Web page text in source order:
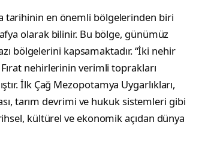
tarihinin en önemli bölgelerinden biri
olarak bilinir. Bu bölge, günümüz
bölgelerini kapsamaktadır. “İki nehir
nehirlerinin verimli toprakları
İlk Çağ Mezopotamya Uygarlıkları,
tarım devrimi ve hukuk sistemleri gibi
kültürel ve ekonomik açıdan dünya